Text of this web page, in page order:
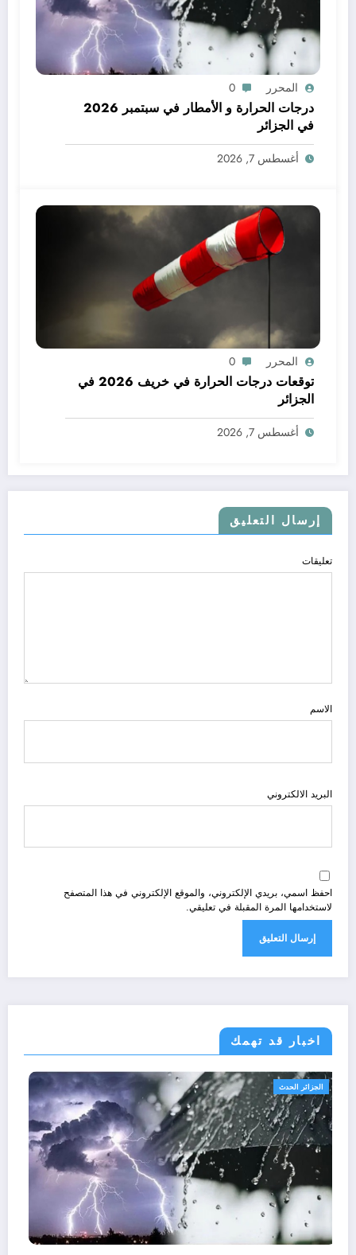
المحرر 0
درجات الحرارة و الأمطار في سبتمبر 2026
في الجزائر
أغسطس 7, 2026
المحرر 0
توقعات درجات الحرارة في خريف 2026 في
الجزائر
أغسطس 7, 2026
إرسال التعليق
تعليقات
الاسم
البريد الالكتروني
احفظ اسمي، بريدي الإلكتروني، والموقع الإلكتروني في هذا المتصفح
لاستخدامها المرة المقبلة في تعليقي.
اخبار قد تهمك
الجزائر الحدث